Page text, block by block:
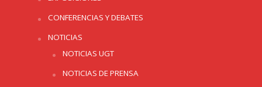
CONFERENCIAS Y DEBATES
NOTICIAS
NOTICIAS UGT
NOTICIAS DE PRENSA